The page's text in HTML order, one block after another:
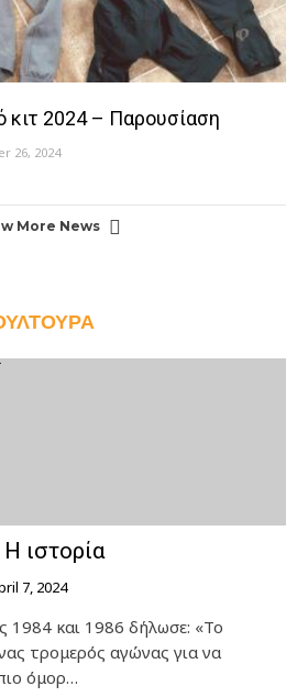
κιτ 2024 – Παρουσίαση
26, 2024
More News
ιστορία
7, 2024
1984 και 1986 δήλωσε: «Το
τρομερός αγώνας για να
όμορ…